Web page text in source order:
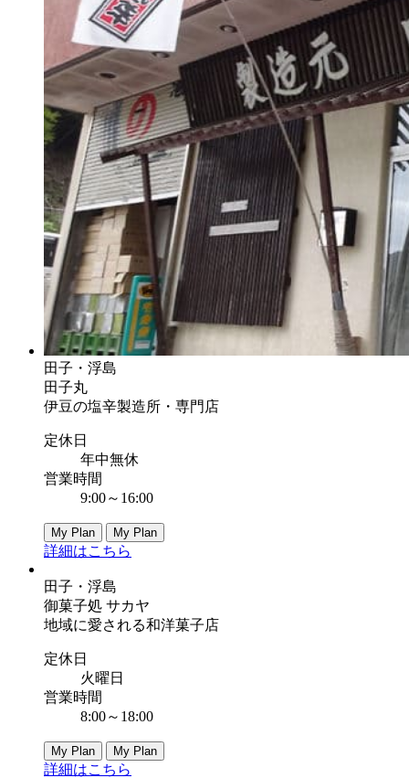
田子・浮島
田子丸
伊豆の塩辛製造所・専門店
定休日
年中無休
営業時間
9:00～16:00
My Plan My Plan
詳細はこちら
田子・浮島
御菓子処 サカヤ
地域に愛される和洋菓子店
定休日
火曜日
営業時間
8:00～18:00
My Plan My Plan
詳細はこちら